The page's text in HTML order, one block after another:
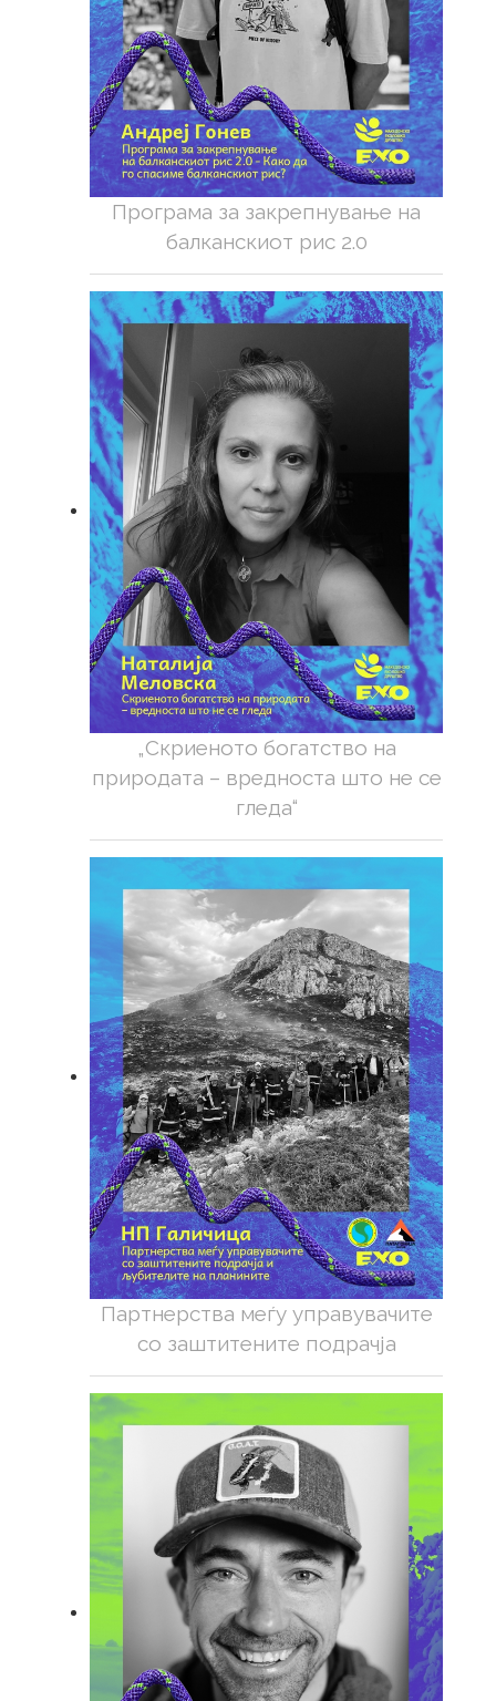
Програма за закрепнување на
балканскиот рис 2.0
„Скриеното богатство на
природата – вредноста што не се
гледа“
Партнерства меѓу управувачите
со заштитените подрачја